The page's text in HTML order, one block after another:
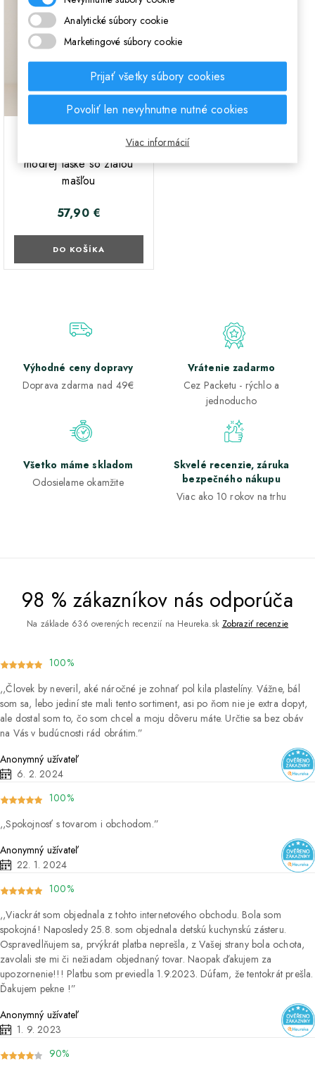
Darčekový balíček Paw
Patrol Chase v luxusnej
modrej taške so zlatou
mašľou
Cena
57,90 €
DO KOŠÍKA
Výhodné ceny dopravy
Doprava zdarma nad 49€
Vrátenie zadarmo
Cez Packetu - rýchlo a
jednoducho
Všetko máme skladom
Odosielame okamžite
Skvelé recenzie, záruka
bezpečného nákupu
Viac ako 10 rokov na trhu
98 % zákazníkov nás odporúča
Na základe 636 overených recenzií na Heureka.sk Zobraziť recenzie
100%
Človek by neveril, aké náročné je zohnať pol kila plastelíny. Vážne, bál
som sa, lebo jediní ste mali tento sortiment, asi po ňom nie je extra dopyt,
ale dostal som to, čo som chcel a moju dôveru máte. Určtie sa bez obáv
na Vás v budúcnosti rád obrátim.
Anonymný užívateľ
6. 2. 2024
100%
Spokojnosť s tovarom i obchodom.
Anonymný užívateľ
22. 1. 2024
100%
Viackrát som objednala z tohto internetového obchodu. Bola som
spokojná! Naposledy 25.8. som objednala detskú kuchynskú zásteru.
Ospravedlňujem sa, prvýkrát platba neprešla, z Vašej strany bola ochota,
zavolali ste mi či nežiadam objednaný tovar. Naopak ďakujem za
upozornenie!!! Platbu som previedla 1.9.2023. Dúfam, že tentokrát prešla.
Ďakujem pekne !
Anonymný užívateľ
1. 9. 2023
90%
Analytické súbory cookie
Marketingové súbory cookie
Prijať všetky súbory cookies
Povoliť len nevyhnutne nutné cookies
Viac informácií